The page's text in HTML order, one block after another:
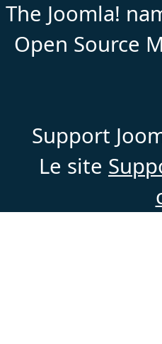
The Joomla!
Open Source
Support
Le site